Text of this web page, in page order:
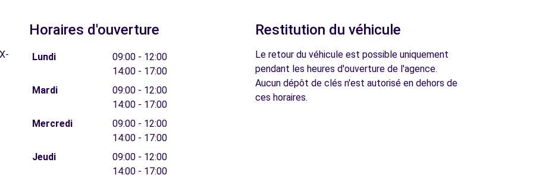
Horaires d'ouverture
Lundi
09:00 - 12:00
14:00 - 17:00
Mardi
09:00 - 12:00
14:00 - 17:00
Mercredi
09:00 - 12:00
14:00 - 17:00
Jeudi
09:00 - 12:00
14:00 - 17:00
Restitution du véhicule
Le retour du véhicule est possible uniquement
pendant les heures d'ouverture de l'agence.
Aucun dépôt de clés n'est autorisé en dehors de
ces horaires.